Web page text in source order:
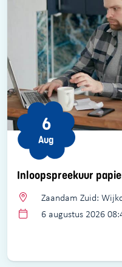
Inloopspreekuur
6
Aug
Zaandam Zuid:
6 augustus 2026